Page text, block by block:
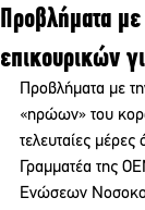
Προβλήματα
επικουρικών
Προβλήματα με
«ηρώων» του
τελευταίες
Γραμματέα της
Ενώσεων